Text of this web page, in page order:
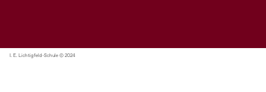
I. E. Lichtigfeld-Schule © 2024